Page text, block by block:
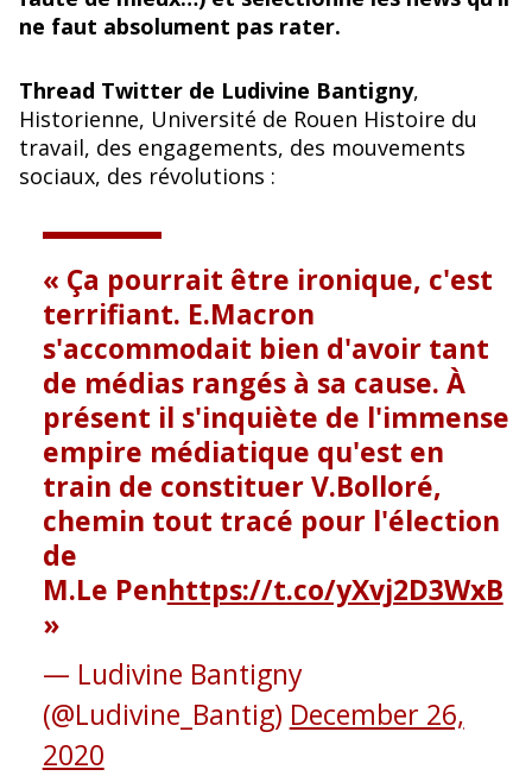
o
k
ne faut absolument pas rater.
Thread Twitter de Ludivine Bantigny,
Historienne, Université de Rouen Histoire du
travail, des engagements, des mouvements
sociaux, des révolutions :
Ça pourrait être ironique, c'est
terrifiant. E.Macron
s'accommodait bien d'avoir tant
de médias rangés à sa cause. À
présent il s'inquiète de l'immense
empire médiatique qu'est en
train de constituer V.Bolloré,
chemin tout tracé pour l'élection
de
M.Le Penhttps://t.co/yXvj2D3WxB
— Ludivine Bantigny
(@Ludivine_Bantig) December 26,
2020